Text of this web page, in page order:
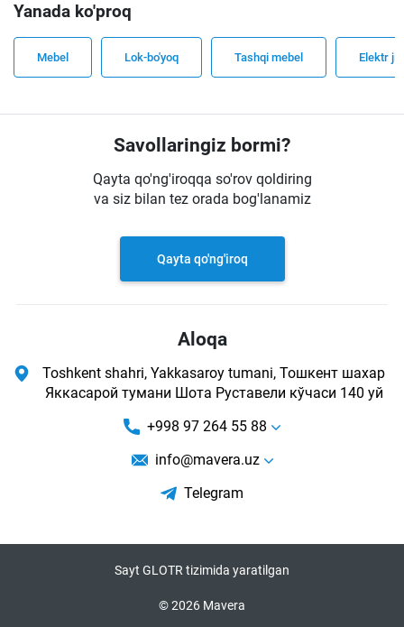
Yanada ko'proq
Mebel Lok-bo'yoq Tashqi mebel Elektr
Savollaringiz bormi?
Qayta qo'ng'iroqqa so'rov qoldiring
va siz bilan tez orada bog'lanamiz
Qayta qo'ng'iroq
Aloqa
Toshkent shahri, Yakkasaroy tumani, Тошкент шахар
Яккасарой тумани Шота Руставели кўчаси 140 уй
+998 97 264 55 88
info@mavera.uz
Telegram
Sayt GLOTR tizimida yaratilgan
© 2026 Mavera